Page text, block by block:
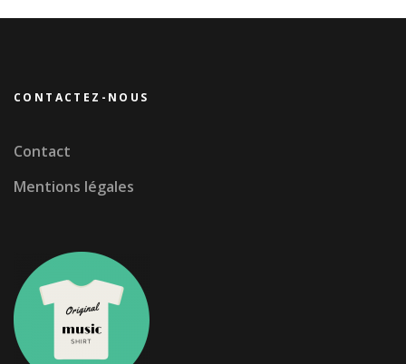
CONTACTEZ-NOUS
Contact
Mentions légales